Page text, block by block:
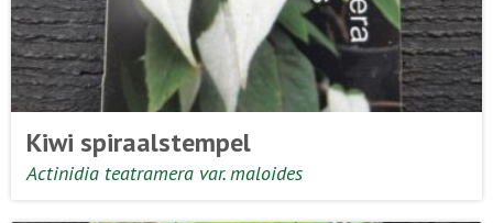
Kiwi spiraalstempel
Actinidia teatramera var. maloides